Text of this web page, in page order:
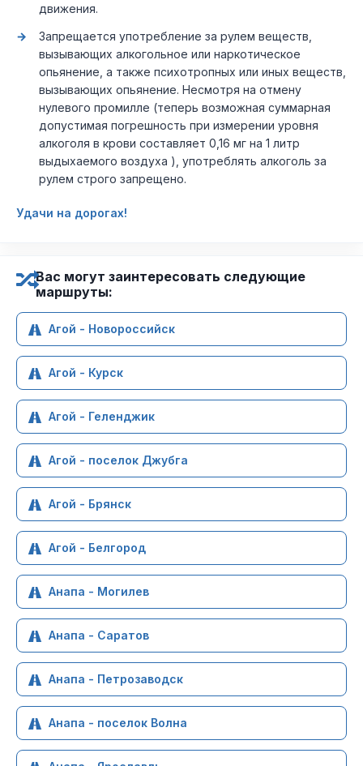
движения.
Запрещается употребление за рулем веществ,
вызывающих алкогольное или наркотическое
опьянение, а также психотропных или иных веществ,
вызывающих опьянение. Несмотря на отмену
нулевого промилле (теперь возможная суммарная
допустимая погрешность при измерении уровня
алкоголя в крови составляет 0,16 мг на 1 литр
выдыхаемого воздуха ), употреблять алкоголь за
рулем строго запрещено.
Удачи на дорогах!
Вас могут заинтересовать следующие
маршруты:
Агой - Новороссийск
Агой - Курск
Агой - Геленджик
Агой - поселок Джубга
Агой - Брянск
Агой - Белгород
Анапа - Могилев
Анапа - Саратов
Анапа - Петрозаводск
Анапа - поселок Волна